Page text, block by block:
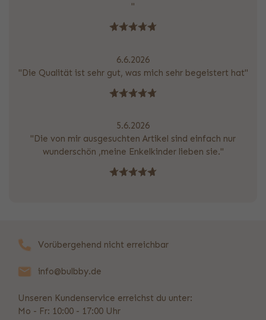
"
6.6.2026
"Die Qualität ist sehr gut, was mich sehr begeistert hat"
5.6.2026
"Die von mir ausgesuchten Artikel sind einfach nur
wunderschön ,meine Enkelkinder lieben sie."
Vorübergehend nicht erreichbar
info@bulbby.de
Unseren Kundenservice erreichst du unter:
Mo - Fr: 10:00 - 17:00 Uhr